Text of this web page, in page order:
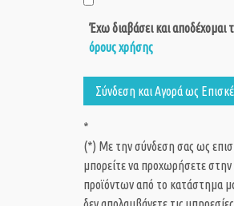
Έχω διαβάσει και αποδέχομαι
όρους χρήσης
Σύνδεση και Αγορά ως
*
(*) Με την σύνδεση σας ως
μπορείτε να προχωρήσετε στην
προϊόντων από το κατάστημα